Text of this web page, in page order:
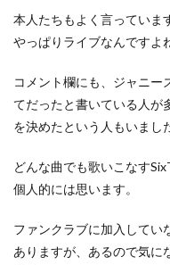
本人たちもよく言っていま
やっぱりライブなんですよ
コメント欄にも、ジャニー
てだったと書いている人が
を決めたという人もいまし
どんな曲でも歌いこなす
個人的には思います。
ファンクラブに加入してい
ありますが、あるので気に